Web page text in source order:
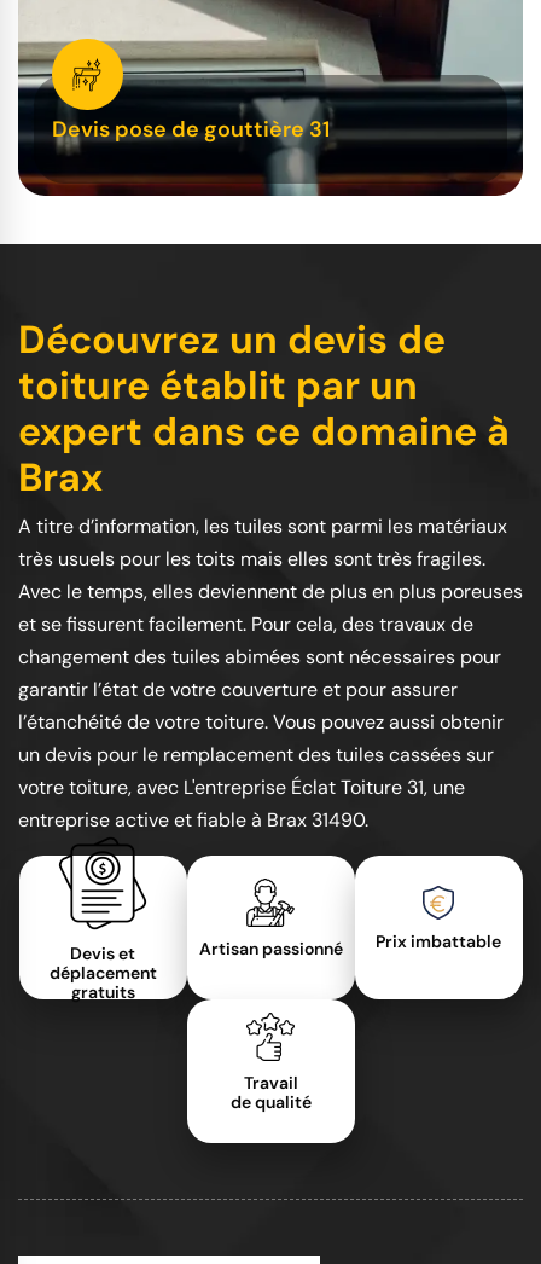
Devis pose de gouttière 31
Découvrez un devis de
toiture établit par un
expert dans ce domaine à
Brax
A titre d’information, les tuiles sont parmi les matériaux
très usuels pour les toits mais elles sont très fragiles.
Avec le temps, elles deviennent de plus en plus poreuses
et se fissurent facilement. Pour cela, des travaux de
changement des tuiles abimées sont nécessaires pour
garantir l’état de votre couverture et pour assurer
l’étanchéité de votre toiture. Vous pouvez aussi obtenir
un devis pour le remplacement des tuiles cassées sur
votre toiture, avec L'entreprise Éclat Toiture 31, une
entreprise active et fiable à Brax 31490.
Devis et
déplacement
gratuits
Artisan passionné Prix imbattable
Travail
de qualité